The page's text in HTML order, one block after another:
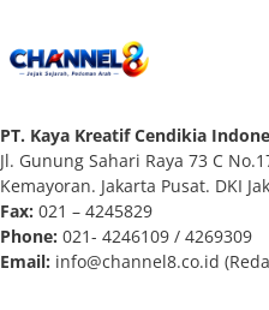
PT. Kaya Kreatif Cendikia
Jl. Gunung Sahari Raya 73 C
Kemayoran. Jakarta Pusat. DKI
Fax: 021 – 4245829
Phone: 021- 4246109 / 4269309
Email: info@channel8.co.id